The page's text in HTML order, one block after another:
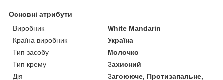
Основні атрибути
Виробник
White Mandarin
Країна виробник
Україна
Тип засобу
Молочко
Тип крему
Захисний
Дія
Загоююче, Протизапальне,